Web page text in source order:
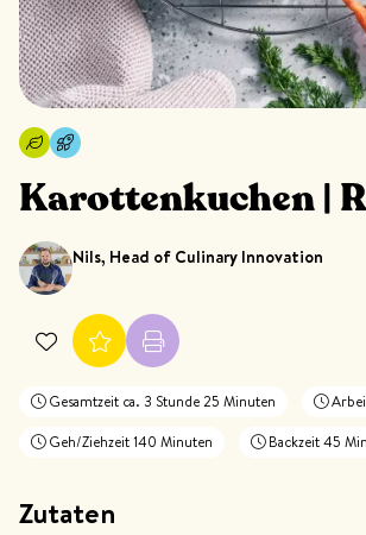
Karottenkuchen |
Nils, Head of Culinary Innovation
Gesamtzeit ca. 3 Stunde 25 Minuten
Geh/Ziehzeit 140 Minuten
Backzeit 45
Zutaten